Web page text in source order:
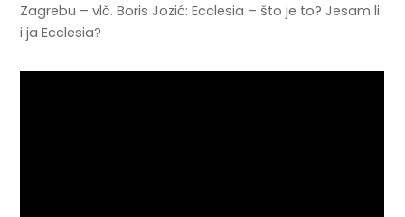
Zagrebu – vlč. Boris Jozić: Ecclesia – što je to? Jesam li
i ja Ecclesia?